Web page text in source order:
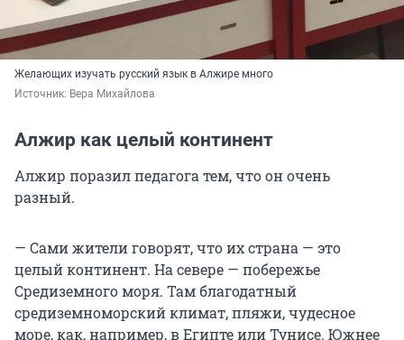
Желающих изучать русский язык в Алжире много
Источник: Вера Михайлова
Алжир как целый континент
Алжир поразил педагога тем, что он очень
разный.
— Сами жители говорят, что их страна — это
целый континент. На севере — побережье
Средиземного моря. Там благодатный
средиземноморский климат, пляжи, чудесное
море, как, например, в Египте или Тунисе. Южнее